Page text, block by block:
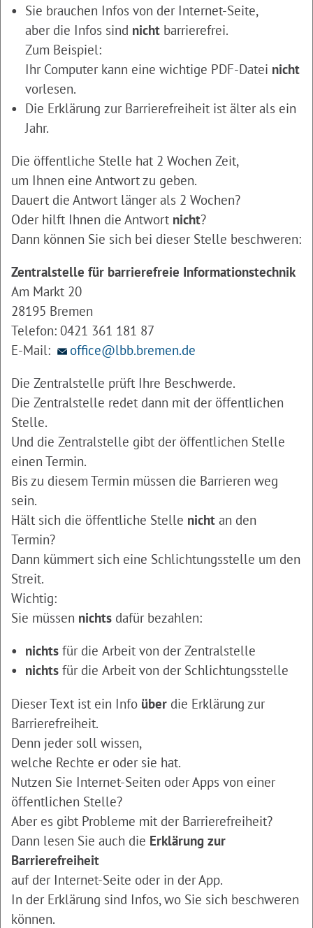
Sie brauchen Infos von der Internet-Seite,
aber die Infos sind nicht barrierefrei.
Zum Beispiel:
Ihr Computer kann eine wichtige PDF-Datei nicht
vorlesen.
Die Erklärung zur Barrierefreiheit ist älter als ein
Jahr.
Die öffentliche Stelle hat 2 Wochen Zeit,
um Ihnen eine Antwort zu geben.
Dauert die Antwort länger als 2 Wochen?
Oder hilft Ihnen die Antwort nicht?
Dann können Sie sich bei dieser Stelle beschweren:
Zentralstelle für barrierefreie Informationstechnik
Am Markt 20
28195 Bremen
Telefon: 0421 361 181 87
E-Mail:
office@lbb.bremen.de
Die Zentralstelle prüft Ihre Beschwerde.
Die Zentralstelle redet dann mit der öffentlichen
Stelle.
Und die Zentralstelle gibt der öffentlichen Stelle
einen Termin.
Bis zu diesem Termin müssen die Barrieren weg
sein.
Hält sich die öffentliche Stelle nicht an den
Termin?
Dann kümmert sich eine Schlichtungsstelle um den
Streit.
Wichtig:
Sie müssen nichts dafür bezahlen:
nichts für die Arbeit von der Zentralstelle
nichts für die Arbeit von der Schlichtungsstelle
Dieser Text ist ein Info über die Erklärung zur
Barrierefreiheit.
Denn jeder soll wissen,
welche Rechte er oder sie hat.
Nutzen Sie Internet-Seiten oder Apps von einer
öffentlichen Stelle?
Aber es gibt Probleme mit der Barrierefreiheit?
Dann lesen Sie auch die Erklärung zur
Barrierefreiheit
auf der Internet-Seite oder in der App.
In der Erklärung sind Infos, wo Sie sich beschweren
können.